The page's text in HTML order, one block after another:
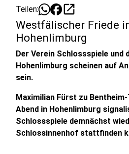
Teilen: open_in_new
Westfälischer Friede
Hohenlimburg
Der Verein Schlossspiele und
Hohenlimburg scheinen auf
sein.
Maximilian Fürst zu
Abend in Hohenlimburg
Schlossspiele demnächst
Schlossinnenhof stattfinden